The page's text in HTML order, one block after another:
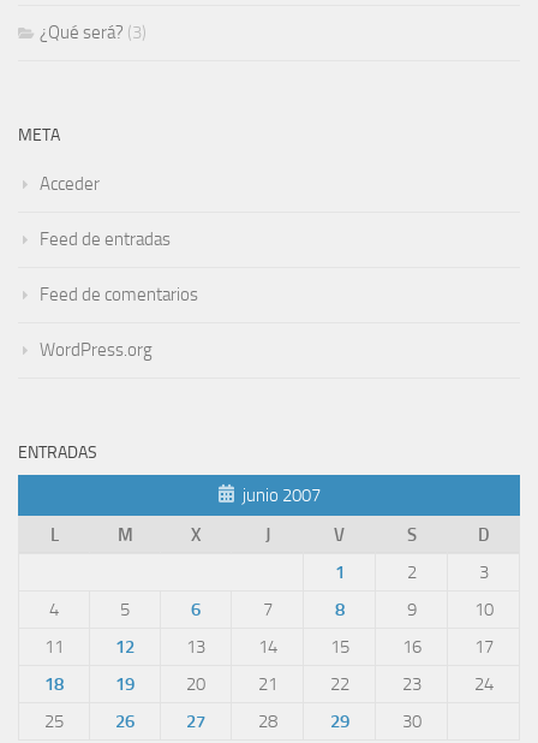
¿Qué será? (3)
META
Acceder
Feed de entradas
Feed de comentarios
WordPress.org
ENTRADAS
junio 2007
L
M X J V S
D
1
2
3
4
5 6 7 8 9
10
11
12 13 14 15 16
17
18
19 20 21 22 23
24
25
26 27 28 29
30